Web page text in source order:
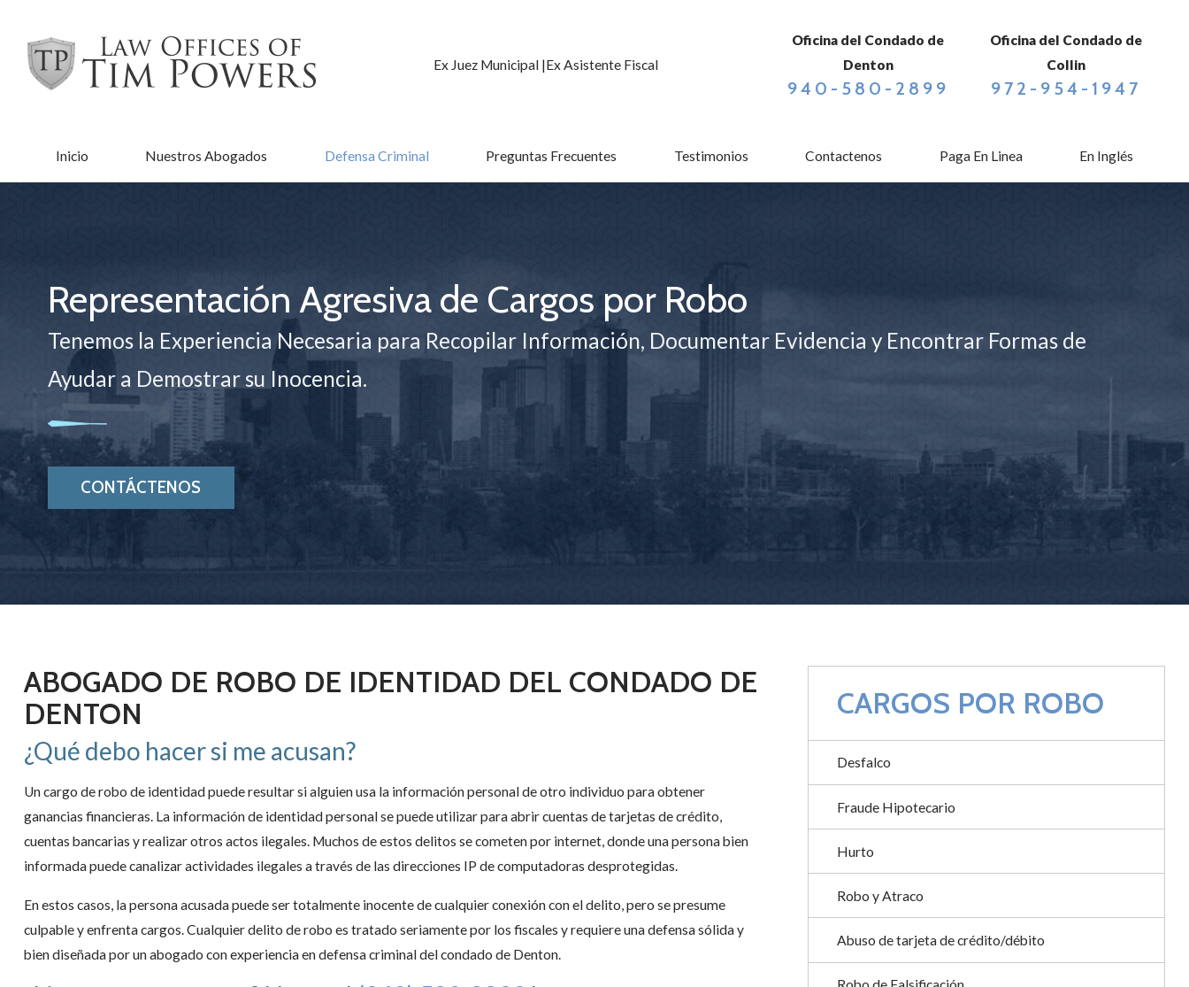
Ex Juez Municipal |Ex Asistente Fiscal
Oficina del Condado de
Denton
940-580-2899
Oficina del Condado de
Collin
972-954-1947
Inicio Nuestros Abogados Defensa Criminal Preguntas Frecuentes Testimonios Contactenos Paga En Linea En Inglés
Representación Agresiva de Cargos por Robo
Tenemos la Experiencia Necesaria para Recopilar Información, Documentar Evidencia y Encontrar Formas de
Ayudar a Demostrar su Inocencia.
CONTÁCTENOS
ABOGADO DE ROBO DE IDENTIDAD DEL CONDADO DE
DENTON
¿Qué debo hacer si me acusan?
Un cargo de robo de identidad puede resultar si alguien usa la información personal de otro individuo para obtener
ganancias financieras. La información de identidad personal se puede utilizar para abrir cuentas de tarjetas de crédito,
cuentas bancarias y realizar otros actos ilegales. Muchos de estos delitos se cometen por internet, donde una persona bien
informada puede canalizar actividades ilegales a través de las direcciones IP de computadoras desprotegidas.
En estos casos, la persona acusada puede ser totalmente inocente de cualquier conexión con el delito, pero se presume
culpable y enfrenta cargos. Cualquier delito de robo es tratado seriamente por los fiscales y requiere una defensa sólida y
bien diseñada por un abogado con experiencia en defensa criminal del condado de Denton.
CARGOS POR ROBO
Desfalco
Fraude Hipotecario
Hurto
Robo y Atraco
Abuso de tarjeta de crédito/débito